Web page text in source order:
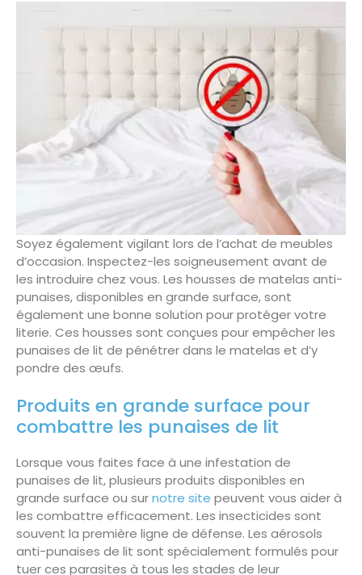
Soyez également vigilant lors de l’achat de meubles
d’occasion. Inspectez-les soigneusement avant de
les introduire chez vous. Les housses de matelas anti-
punaises, disponibles en grande surface, sont
également une bonne solution pour protéger votre
literie. Ces housses sont conçues pour empêcher les
punaises de lit de pénétrer dans le matelas et d’y
pondre des œufs.
Produits en grande surface pour
combattre les punaises de lit
Lorsque vous faites face à une infestation de
punaises de lit, plusieurs produits disponibles en
grande surface ou surnotre site peuvent vous aider à
les combattre efficacement. Les insecticides sont
souvent la première ligne de défense. Les aérosols
anti-punaises de lit sont spécialement formulés pour
tuer ces parasites à tous les stades de leur